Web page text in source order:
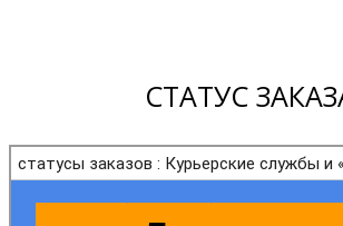
СТАТУС